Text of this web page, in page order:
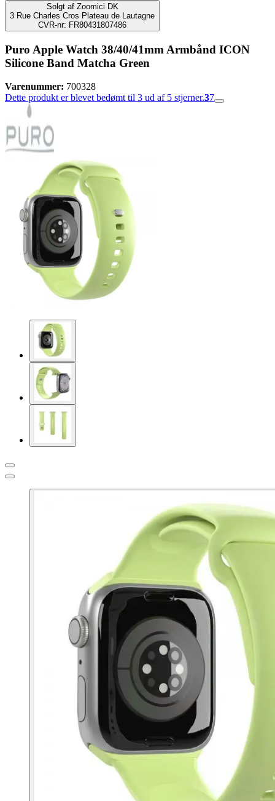
Solgt af Zoomici DK
3 Rue Charles Cros Plateau de Lautagne
CVR-nr: FR80431807486
Puro Apple Watch 38/40/41mm Armbånd ICON
Silicone Band Matcha Green
Varenummer: 700328
Dette produkt er blevet bedømt til 3 ud af 5 stjerner.37